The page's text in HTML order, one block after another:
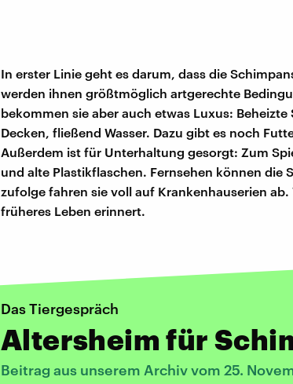
In erster Linie geht es darum, dass die
werden ihnen größtmöglich artgerechte
bekommen sie aber auch etwas Luxus:
Decken, fließend Wasser. Dazu gibt es noch
Außerdem ist für Unterhaltung gesorgt: Zum
und alte Plastikflaschen. Fernsehen können die
zufolge fahren sie voll auf Krankenhauserien
früheres Leben erinnert.
Das Tiergespräch
Altersheim für
Beitrag aus unserem Archiv vom 25.